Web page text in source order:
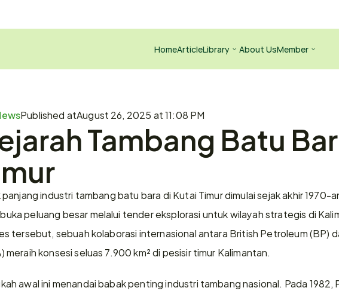
HomeArticleLibrary About UsMember
Published atAugust 26, 2025 at 11:08 PM
Tambang Batu
panjang industri tambang batu bara di Kutai Timur dimulai sejak akhir
peluang besar melalui tender eksplorasi untuk wilayah strategis di
tersebut, sebuah kolaborasi internasional antara British Petroleum (BP)
meraih konsesi seluas 7.900 km² di pesisir timur Kalimantan.
awal ini menandai babak penting industri tambang nasional. Pada 1982,